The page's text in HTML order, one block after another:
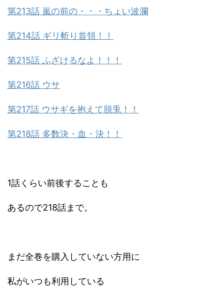
第213話 嵐の前の・・・ちょい波瀾
第214話 ギリ斬り首領！！
第215話 ふざけるなよ！！！
第216話 ウサ
第217話 ウサギを抱えて脱兎！！
第218話 多数決・血・決！！
1話くらい前後することも
あるので218話まで。
まだ全巻を購入していない方用に
私がいつも利用している